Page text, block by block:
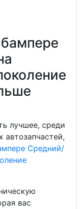
лучшее, среди
автозапчастей,
Средний/
вас